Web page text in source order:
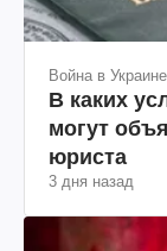
Война в Украине
В каких
могут
юриста
3 дня назад